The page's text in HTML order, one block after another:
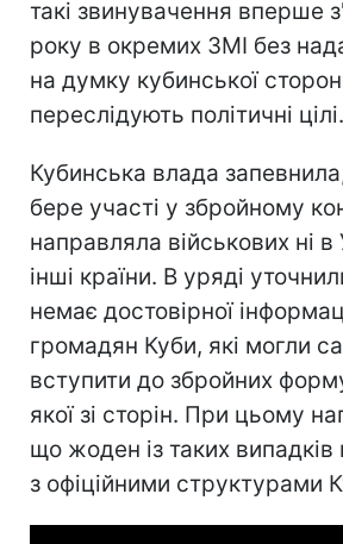
такі звинувачення вперше
року в окремих ЗМІ без
на думку кубинської
переслідують політичні цілі.
Кубинська влада
бере участі у збройному
направляла військових ні в
інші країни. В уряді
немає достовірної
громадян Куби, які могли
вступити до збройних
якої зі сторін. При цьому
що жоден із таких випадків
з офіційними структурами